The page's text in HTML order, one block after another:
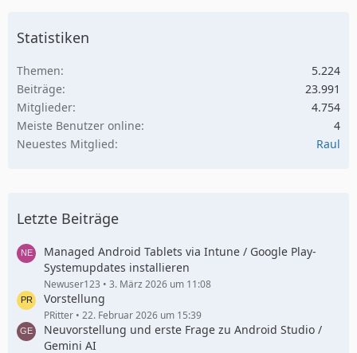
Statistiken
Themen
5.224
Beiträge
23.991
Mitglieder
4.754
Meiste Benutzer online
4
Neuestes Mitglied
Raul
Letzte Beiträge
Managed Android Tablets via Intune / Google Play-
Systemupdates installieren
Newuser123 3. März 2026 um 11:08
Vorstellung
PRitter 22. Februar 2026 um 15:39
Neuvorstellung und erste Frage zu Android Studio /
Gemini AI